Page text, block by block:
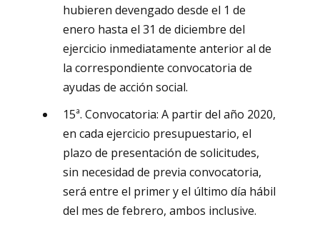
hubieren devengado desde el 1 de
enero hasta el 31 de diciembre del
ejercicio inmediatamente anterior al de
la correspondiente convocatoria de
ayudas de acción social.
15ª. Convocatoria: A partir del año 2020,
en cada ejercicio presupuestario, el
plazo de presentación de solicitudes,
sin necesidad de previa convocatoria,
será entre el primer y el último día hábil
del mes de febrero, ambos inclusive.